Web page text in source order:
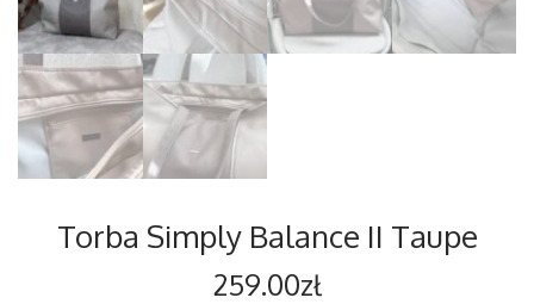
Torba Simply Balance II Taupe
259.00zł